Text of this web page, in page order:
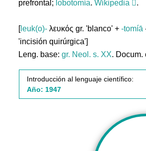
prefrontal; lobotomía.Wikipedia .
[leuk(o)- λευκός gr. 'blanco' +-tomíā
'incisión quirúrgica']
Leng. base:gr. Neol. s. XX. Docum.
Introducción al lenguaje científico:
Año: 1947